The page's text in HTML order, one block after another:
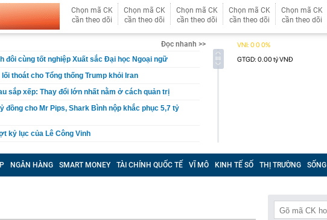
Chọn mã CK
cần theo dõi
Chọn mã CK
cần theo dõi
Chọn mã CK
cần theo dõi
Chọn mã CK
cần theo dõi
Chọn mã CK
cần theo dõi
Đọc nhanh >>
đôi cùng tốt nghiệp Xuất sắc Đại học Ngoại ngữ
thoát cho Tổng thống Trump khỏi Iran
sắp xếp: Thay đổi lớn nhất nằm ở cách quản trị
đồng cho Mr Pips, Shark Bình nộp khắc phục 5,7 tỷ
kỷ lục của Lê Công Vinh
Trình duyệt mới dành riêng cho AI từ Cloudflare
thác cát trái phép thu lợi hàng tỷ đồng
NGÂN HÀNG SMART MONEY TÀI CHÍNH QUỐC TẾ VĨ MÔ KINH TẾ SỐ THỊ TRƯỜNG SỐNG